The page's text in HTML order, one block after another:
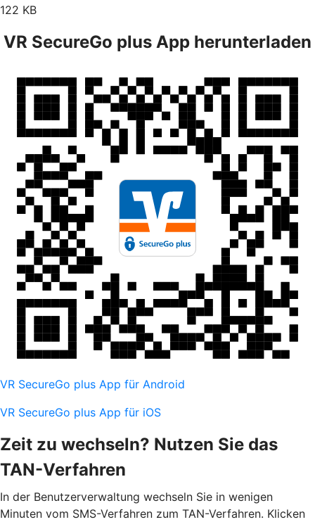
122 KB
VR SecureGo plus App herunterladen
VR SecureGo plus App für Android
VR SecureGo plus App für iOS
Zeit zu wechseln? Nutzen Sie das
TAN-Verfahren
In der Benutzerverwaltung wechseln Sie in wenigen
Minuten vom SMS-Verfahren zum TAN-Verfahren. Klicken